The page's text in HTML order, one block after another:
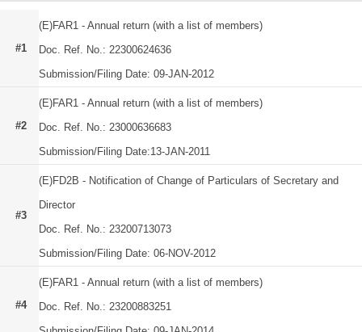
#1
(E)FAR1 - Annual return (with a list of members)
Doc. Ref. No.: 22300624636
Submission/Filing Date: 09-JAN-2012
#2
(E)FAR1 - Annual return (with a list of members)
Doc. Ref. No.: 23000636683
Submission/Filing Date:13-JAN-2011
#3
(E)FD2B - Notification of Change of Particulars of Secretary and
Director
Doc. Ref. No.: 23200713073
Submission/Filing Date: 06-NOV-2012
#4
(E)FAR1 - Annual return (with a list of members)
Doc. Ref. No.: 23200883251